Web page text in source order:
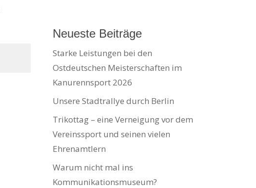
Neueste Beiträge
Starke Leistungen bei den
Ostdeutschen Meisterschaften im
Kanurennsport 2026
Unsere Stadtrallye durch Berlin
Trikottag – eine Verneigung vor dem
Vereinssport und seinen vielen
Ehrenamtlern
Warum nicht mal ins
Kommunikationsmuseum?